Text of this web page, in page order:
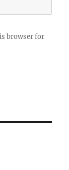
browser for